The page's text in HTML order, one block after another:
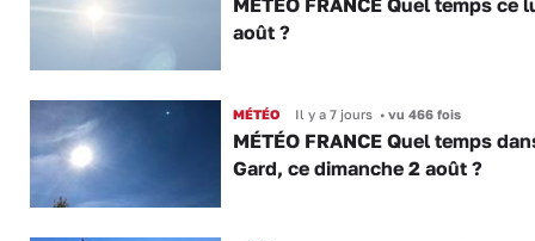
août ?
MÉTÉO Il y a 7 jours •vu 466 fois
MÉTÉO FRANCE Quel temps
Gard, ce dimanche 2 août ?